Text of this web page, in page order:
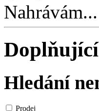
Nahrávám...
Hledání
Prodej